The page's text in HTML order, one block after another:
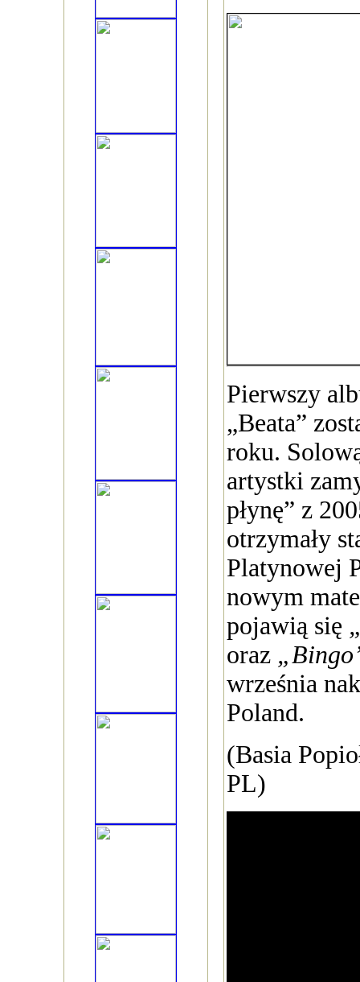
Pierwszy
„Beata”
roku.
artystki
płynę” z
otrzymały
Platynowej
nowym
pojawią się
oraz
września
Poland.
(Basia
PL)